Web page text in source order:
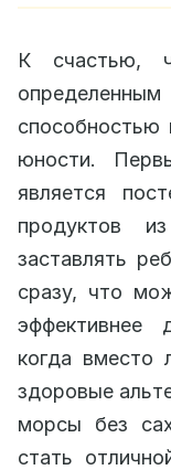
К счастью,
способностью
юности.
является
продуктов
заставлять
сразу, что
эффективнее
когда вместо
здоровые
морсы без
стать